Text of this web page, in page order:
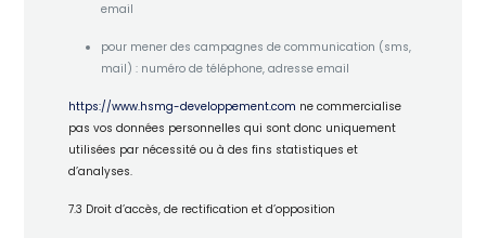
email
pour mener des campagnes de communication (sms,
mail) : numéro de téléphone, adresse email
https://www.hsmg-developpement.com ne commercialise
pas vos données personnelles qui sont donc uniquement
utilisées par nécessité ou à des fins statistiques et
d’analyses.
7.3 Droit d’accès, de rectification et d’opposition